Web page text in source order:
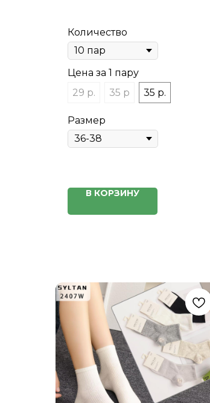
Количество
Цена за 1 пару
29 р.
35 р 35 р.
Размер
В КОРЗИНУ